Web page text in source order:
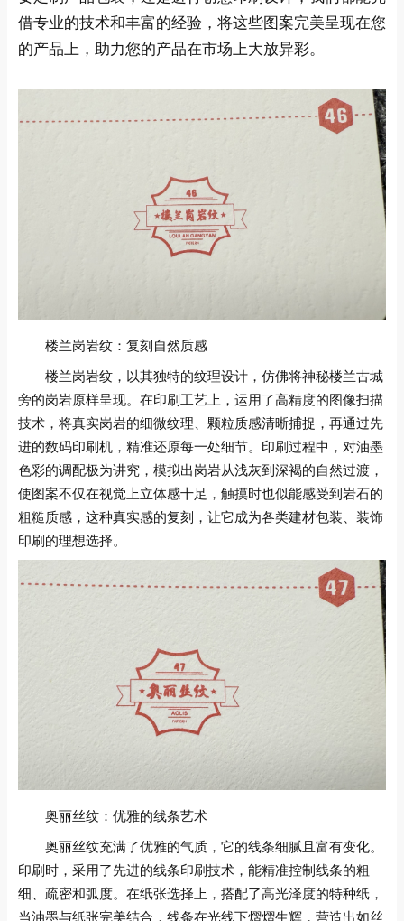
借专业的技术和丰富的经验，将这些图案完美呈现在您
的产品上，助力您的产品在市场上大放异彩。
楼兰岗岩纹：复刻自然质感
楼兰岗岩纹，以其独特的纹理设计，仿佛将神秘楼兰古城
旁的岗岩原样呈现。在印刷工艺上，运用了高精度的图像扫描
技术，将真实岗岩的细微纹理、颗粒质感清晰捕捉，再通过先
进的数码印刷机，精准还原每一处细节。印刷过程中，对油墨
色彩的调配极为讲究，模拟出岗岩从浅灰到深褐的自然过渡，
使图案不仅在视觉上立体感十足，触摸时也似能感受到岩石的
粗糙质感，这种真实感的复刻，让它成为各类建材包装、装饰
印刷的理想选择。
奥丽丝纹：优雅的线条艺术
奥丽丝纹充满了优雅的气质，它的线条细腻且富有变化。
印刷时，采用了先进的线条印刷技术，能精准控制线条的粗
细、疏密和弧度。在纸张选择上，搭配了高光泽度的特种纸，
当油墨与纸张完美结合，线条在光线下熠熠生辉，营造出如丝